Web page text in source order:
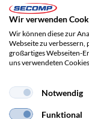
Haftungsausschluss
Wir verwenden
Wir können diese zur
Webseite zu
großartiges Webseiten-
uns verwendeten
Notwendig
Funktional